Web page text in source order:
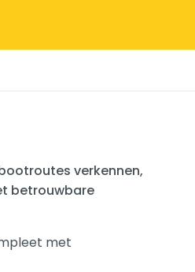
verkennen,
betrouwbare
met